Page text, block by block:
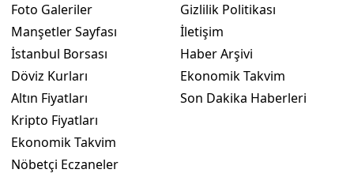
Foto Galeriler
Manşetler Sayfası
İstanbul Borsası
Döviz Kurları
Altın Fiyatları
Kripto Fiyatları
Ekonomik Takvim
Nöbetçi Eczaneler
Gizlilik Politikası
İletişim
Haber Arşivi
Ekonomik Takvim
Son Dakika Haberleri